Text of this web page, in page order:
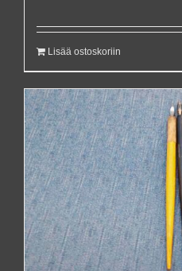
Lisää ostoskoriin